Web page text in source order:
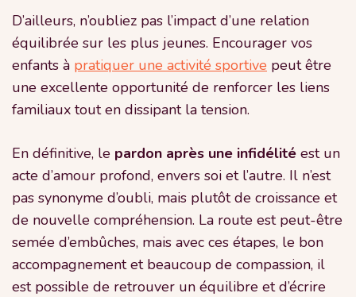
D’ailleurs, n’oubliez pas l’impact d’une relation
équilibrée sur les plus jeunes. Encourager vos
enfants à pratiquer une activité sportive peut être
une excellente opportunité de renforcer les liens
familiaux tout en dissipant la tension.
En définitive, le pardon après une infidélité est un
acte d’amour profond, envers soi et l’autre. Il n’est
pas synonyme d’oubli, mais plutôt de croissance et
de nouvelle compréhension. La route est peut-être
semée d’embûches, mais avec ces étapes, le bon
accompagnement et beaucoup de compassion, il
est possible de retrouver un équilibre et d’écrire